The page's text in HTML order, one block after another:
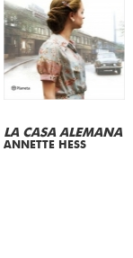
LA CASA ALEMANA
ANNETTE HESS